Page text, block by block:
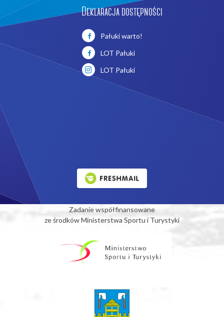
Leaflet |©OpenStreetMap
Deklaracja dostępności
Pałuki warto!
LOT Pałuki
LOT Pałuki
Zadanie współfinansowane
ze środków Ministerstwa Sportu i Turystyki